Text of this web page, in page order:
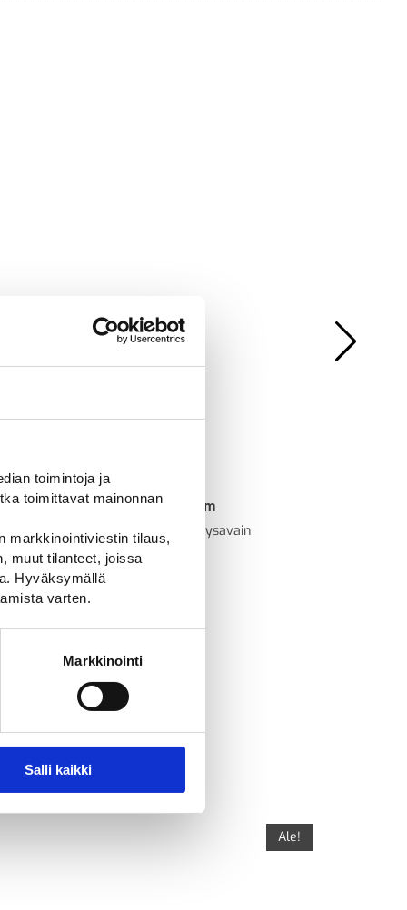
toimintoja ja
toimittavat mainonnan
markkinointiviestin tilaus,
muut tilanteet, joissa
Hyväksymällä
varten.
Markkinointi
Salli kaikki
Jislon kiristysavain 130 mm
Jislon taipuisan pollarin kiristysavain
35,00€
Ale!